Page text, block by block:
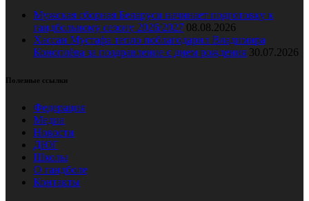
Мужская сборная Беларуси начинает подготовку к
гандбольному сезону 2026/2027 08.08.2026
Хассан Мустафа тепло поблагодарил Владимира
Коноплёва за поздравление с днем рождения 30.07.2026
Полезные ссылки
Федерация
Медиа
Новости
ДЮГ
Школы
О гандболе
Контакты